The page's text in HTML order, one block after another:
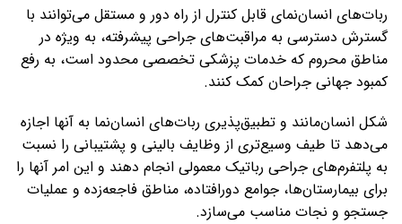
ربات‌های انسان‌نمای قابل کنترل از راه دور و مستقل می‌توانند با
گسترش دسترسی به مراقبت‌های جراحی پیشرفته، به ویژه در
مناطق محروم که خدمات پزشکی تخصصی محدود است، به رفع
کمبود جهانی جراحان کمک کنند.
شکل انسان‌مانند و تطبیق‌پذیری ربات‌های انسان‌نما به آنها اجازه
می‌دهد تا طیف وسیع‌تری از وظایف بالینی و پشتیبانی را نسبت
به پلتفرم‌های جراحی رباتیک معمولی انجام دهند و این امر آنها را
برای بیمارستان‌ها، جوامع دورافتاده، مناطق فاجعه‌زده و عملیات
جستجو و نجات مناسب می‌سازد.